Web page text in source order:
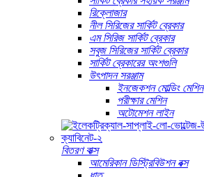
রিক্লোজার
নীল সিরিজের সার্কিট ব্রেকার
এম সিরিজ সার্কিট ব্রেকার
সবুজ সিরিজের সার্কিট ব্রেকার
সার্কিট ব্রেকারের অংশগুলি
উৎপাদন সরঞ্জাম
ইনজেকশন মোল্ডিং মেশিন
পরীক্ষার মেশিন
অটোমেশন লাইন
বিতরণ বাক্স
আমেরিকান ডিস্ট্রিবিউশন বক্স